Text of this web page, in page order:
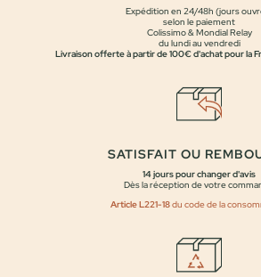
Expédition en 24/48h (jours
selon le paiement
Colissimo & Mondial Relay
du lundi au vendredi
Livraison offerte à partir de 100€ d'achat pour la
SATISFAIT OU
14 jours pour changer d'avis
Dès la réception de votre
Article L221-18du code de la